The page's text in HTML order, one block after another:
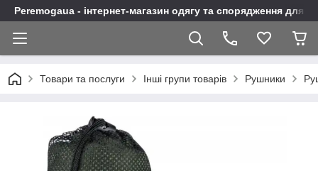
Peremogaua - інтернет-магазин одягу та спорядження для
Товари та послуги Інші групи товарів Рушники